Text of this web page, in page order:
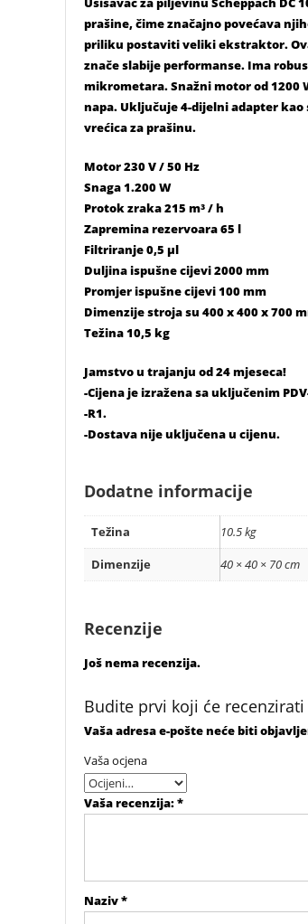
prašine, čime značajno povećava
priliku postaviti veliki ekstraktor.
znače slabije performanse. Ima
mikrometara. Snažni motor od 1200
napa. Uključuje 4-dijelni adapter
vrećica za prašinu.
Motor 230 V / 50 Hz
Snaga 1.200 W
Protok zraka 215 m³ / h
Zapremina rezervoara 65 l
Filtriranje 0,5 µl
Duljina ispušne cijevi 2000 mm
Promjer ispušne cijevi 100 mm
Dimenzije stroja su 400 x 400 x 700
Težina 10,5 kg
Jamstvo u trajanju od 24 mjeseca!
-Cijena je izražena sa uključenim
-R1.
-Dostava nije uključena u cijenu.
Dodatne informacije
Težina
10.5 kg
Dimenzije
40 × 40 × 70 cm
Recenzije
Još nema recenzija.
Budite prvi koji će recenzirati
Vaša adresa e-pošte neće biti
Vaša ocjena
Vaša recenzija:*
Naziv*